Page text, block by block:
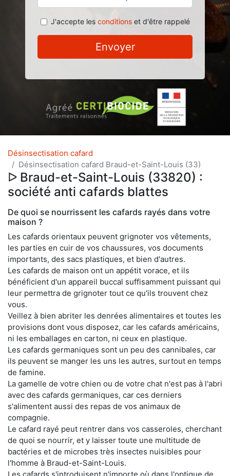
J'accepte les conditionset d'être rappelé
Envoyer
Désinsectisation cafard
Désinsectisation cafard Braud-et-Saint-Louis (33)
ᐅ Braud-et-Saint-Louis (33820) :
société anti cafards blattes
De quoi se nourrissent les cafards rayés dans votre
maison ?
Les cafards orientaux peuvent grignoter vos vêtements,
les parties en cuir de vos chaussures, vos documents
importants, des sacs plastiques, et bien d'autres.
Les cafards de maison ont un appétit vorace, et ils
bénéficient d'un appareil buccal suffisamment puissant qui
leur permettra de grignoter tout ce qu'ils trouvent chez
vous.
Veillez à bien abriter les denrées alimentaires et toutes les
provisions dont vous disposez, car les cafards américains,
ni les emballages en carton, ni ceux en plastique.
Les cafards germaniques sont un peu des cannibales, car
ils peuvent se manger les uns les autres, surtout en temps
de famine.
La gamelle de votre chien ou de votre chat n'est pas à l'abri
avec des cafards germaniques, car ces derniers
s'alimentent aussi des repas de vos animaux de
compagnie.
Le cafard rayé peut rentrer dans vos casseroles, cherchant
de quoi se nourrir, et y laisser toute une multitude de
bactéries et de microbes très insectes nuisibles pour
l'homme à Braud-et-Saint-Louis.